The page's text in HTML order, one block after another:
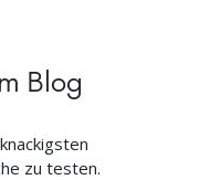
Blog
zu testen.